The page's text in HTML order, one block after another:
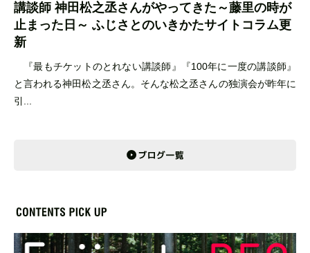
講談師 神田松之丞さんがやってきた～藤里の時が
止まった日～ ふじさとのいきかたサイトコラム更
新
『最もチケットのとれない講談師』『100年に一度の講談師』
と言われる神田松之丞さん。そんな松之丞さんの独演会が昨年に
引...